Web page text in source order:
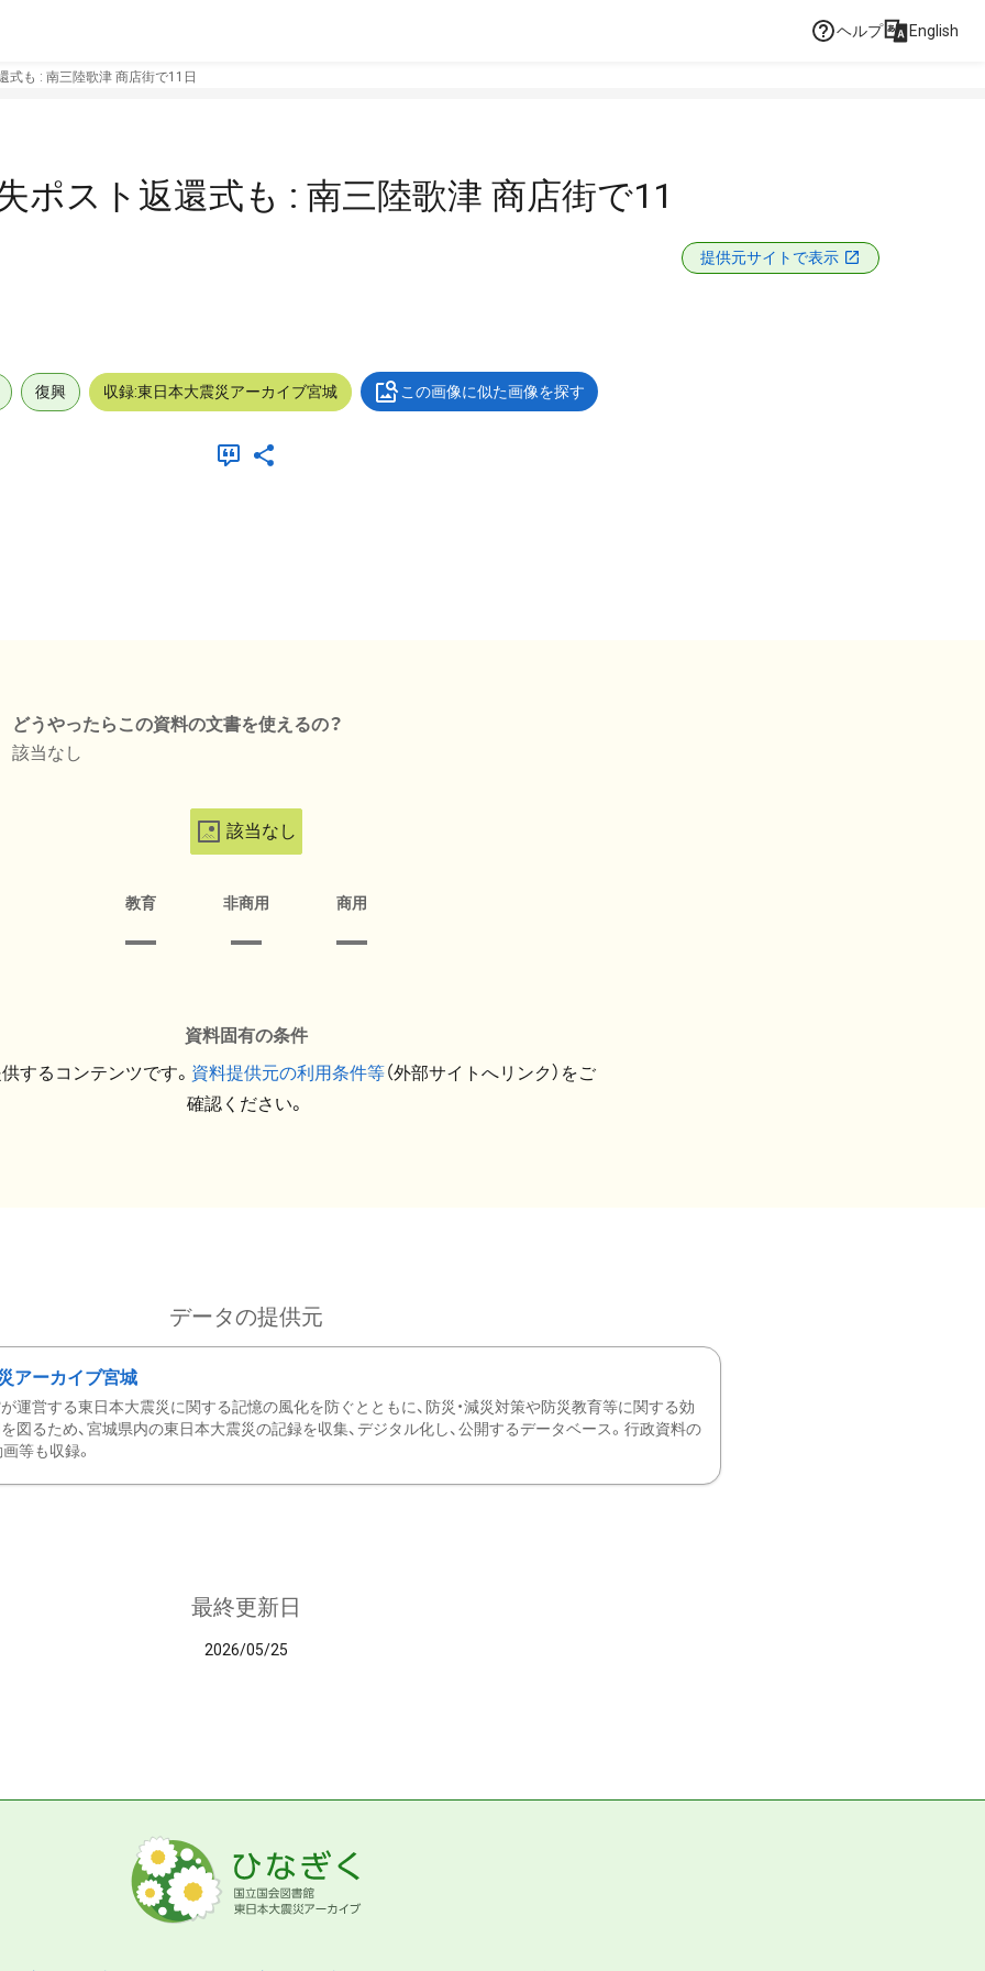
ヘルプ English
式も : 南三陸歌津 商店街で11日
ポスト返還式も : 南三陸歌津 商店街で11
提供元サイトで表示
復興 収録:東日本大震災アーカイブ宮城 この画像に似た画像を探す
どうやったらこの資料の文書を使えるの？
該当なし
該当なし
教育 非商用 商用
資料固有の条件
するコンテンツです。 資料提供元の利用条件等（外部サイトへリンク）をご
確認ください。
データの提供元
アーカイブ宮城
運営する東日本大震災に関する記憶の風化を防ぐとともに、防災・減災対策や防災教育等に関する効
図るため、宮城県内の東日本大震災の記録を収集、デジタル化し、公開するデータベース。行政資料の
等も収録。
最終更新日
2026/05/25